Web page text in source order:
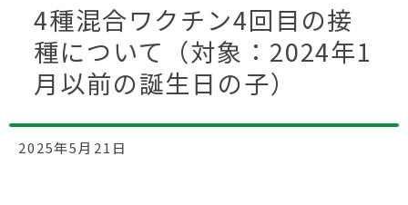
4種混合ワクチン4回目の接
種について（対象：2024年1
月以前の誕生日の子）
2025年5月21日